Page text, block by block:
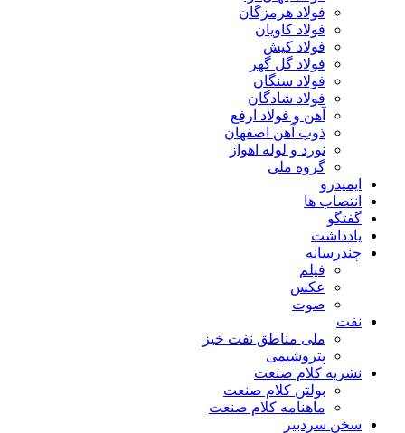
فولاد هرمزگان
فولاد کاویان
فولاد کیش
فولاد گل گهر
فولاد سنگان
فولاد شادگان
آهن و فولاد ارفع
ذوب آهن اصفهان
نورد و لوله اهواز
گروه ملی
ایمیدرو
انتصاب ها
گفتگو
یادداشت
چندرسانه
فیلم
عکس
صوت
نفت
ملی مناطق نفت خیز
پتروشیمی
نشریه کلام صنعت
بولتن کلام صنعت
ماهنامه کلام صنعت
سخن سردبیر